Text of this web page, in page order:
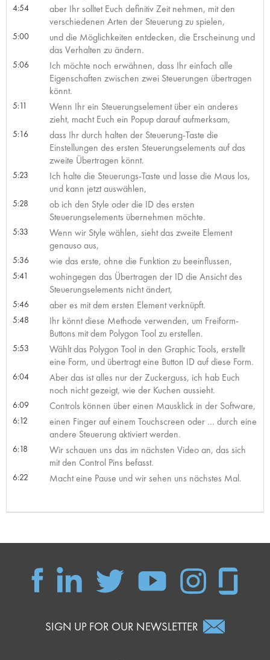
4:54
aber Ihr solltet Euch definitiv Zeit nehmen, mit den
verschiedenen Arten der Steuerung zu spielen,
5:00
und die Möglichkeiten entdecken, die Erscheinung und
das Verhalten zu ändern.
5:06
Ich möchte noch erwähnen, dass Ihr einfach alle
Eigenschaften zwischen zwei Steuerungen übertragen
könnt.
5:11
Wenn Ihr ein Steuerungselement über ein anderes
zieht, macht Euch ein Popup darauf aufmerksam,
5:16
dass Ihr durch halten der Steuerung-Taste die
Einstellungen des ersten Steuerungselements auf das
zweite Übertragen könnt.
5:23
Ich halte die Steuerungs-Taste und lasse die Maus los,
und kann jetzt auswählen,
5:28
ob ich den Style oder die ID des ersten
Steuerungselements übernehmen möchte.
5:33
Wenn wir Style wählen, sieht das zweite Element
genauso aus,
5:36 wie das erste, ohne die Funktion zu beeinflussen,
5:41
wohingegen das Übertragen der ID die Ansicht des
Steuerungselements nicht ändert,
5:46 aber es mit dem ersten Element verknüpft.
5:48
Ihr könnt diese Methode verwenden, um Freiform-
Buttons mit dem Polygon Tool zu erstellen.
5:53
Wählt das Polygon Tool in den Graphic Tools, erstellt
eine Form, und übertragt eine Button ID auf diese Form.
6:04
Aber das ist alles nur der Zuckerguss, ich hab Euch
noch nicht gezeigt, wie der Kuchen aussieht.
6:09 Controls können über einen Mausklick in der Software,
6:12
einen Finger auf einem Touchscreen oder ... durch eine
andere Steuerung aktiviert werden.
6:18
Wir schauen uns das im nächsten Video an, das sich
mit den Control Pins befasst.
6:22 Macht eine Pause und wir sehen uns nächstes Mal.
SIGN UP FOR OUR NEWSLETTER